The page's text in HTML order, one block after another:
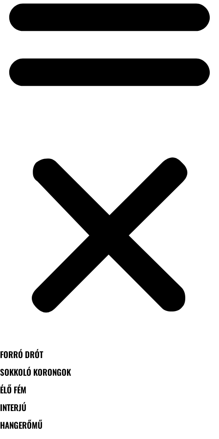
FORRÓ DRÓT
SOKKOLÓ KORONGOK
ÉLŐ FÉM
INTERJÚ
HANGERŐMŰ